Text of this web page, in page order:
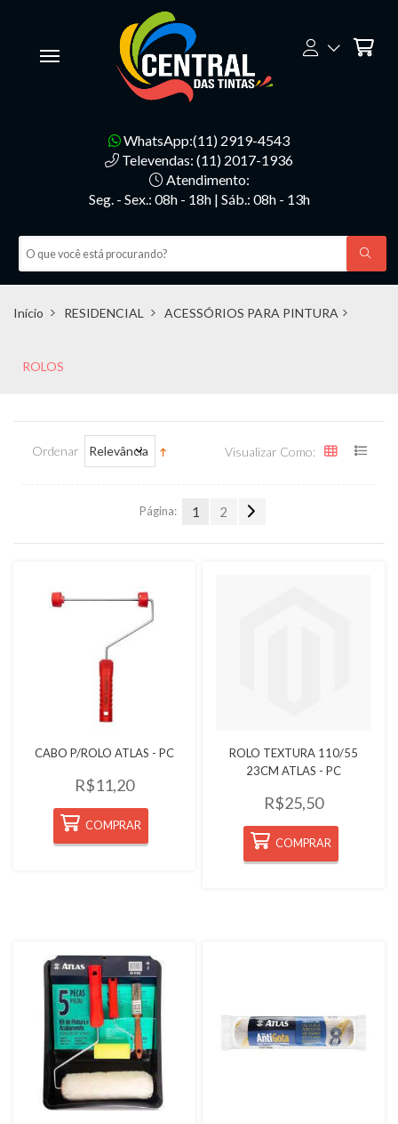
WhatsApp:(11) 2919-4543
Televendas: (11) 2017-1936
Atendimento:
Seg. - Sex.: 08h - 18h | Sáb.: 08h - 13h
Início RESIDENCIAL ACESSÓRIOS PARA PINTURA
ROLOS
Ordenar Relevância Visualizar Como:
Página: 1 2
CABO P/ROLO ATLAS - PC
R$11,20
COMPRAR
ROLO TEXTURA 110/55
23CM ATLAS - PC
R$25,50
COMPRAR
Quickview Quickview